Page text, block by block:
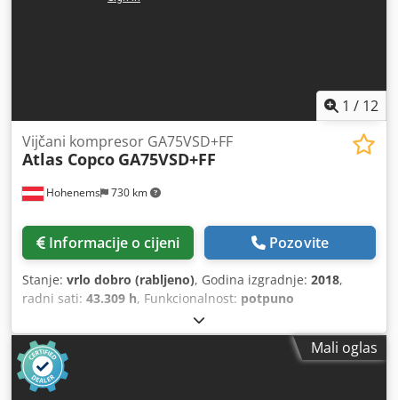
1 / 12
Hohenems 730 km
Vijčani kompresor GA75VSD+FF
Atlas Copco GA75VSD+FF
Informacije o cijeni Pozovite
Stanje: vrlo dobro (rabljeno), Godina izgradnje: 2018,
radni sati: 43.309 h, Funkcionalnost: potpuno
Mali oglas